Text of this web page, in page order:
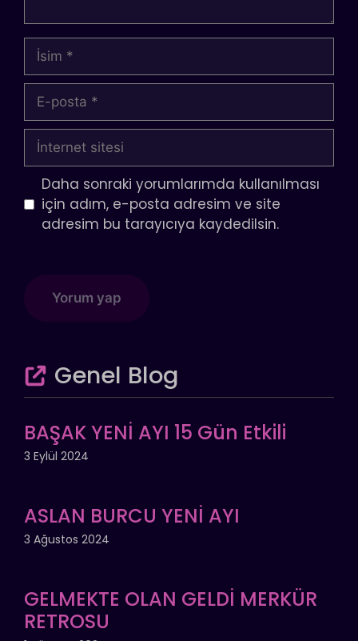
İsim
posta
İnternet
sitesi
Daha sonraki yorumlarımda kullanılması
için adım, e-posta adresim ve site
adresim bu tarayıcıya kaydedilsin.
Genel Blog
BAŞAK YENİ AYI 15 Gün Etkili
3 Eylül 2024
ASLAN BURCU YENİ AYI
3 Ağustos 2024
GELMEKTE OLAN GELDİ MERKÜR
RETROSU